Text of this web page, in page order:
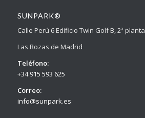
SUNPARK®
Calle Perú 6 Edificio Twin Golf B, 2ª planta
Las Rozas de Madrid
Teléfono:
+34 915 593 625
Correo:
info@sunpark.es